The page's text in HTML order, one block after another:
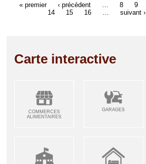
« premier ‹ précédent 8 9
14
15 16 suivant ›
Carte interactive
COMMERCES
ALIMENTAIRES
GARAGES